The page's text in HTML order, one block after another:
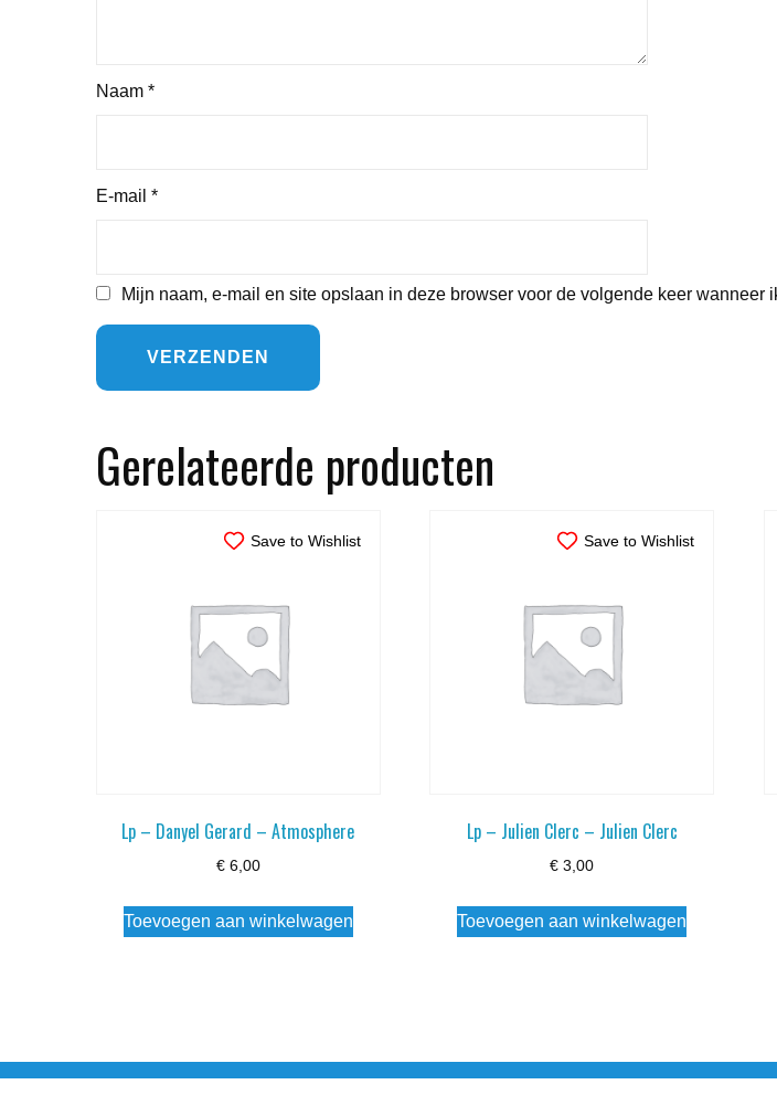
Naam *
E-mail *
Mijn naam, e-mail en site opslaan in deze browser voor de volgende keer wanneer
Gerelateerde producten
Save to Wishlist
Lp – Danyel Gerard – Atmosphere
€6,00
Toevoegen aan winkelwagen
Save to Wishlist
Lp – Julien Clerc – Julien Clerc
€ 3,00
Toevoegen aan winkelwagen